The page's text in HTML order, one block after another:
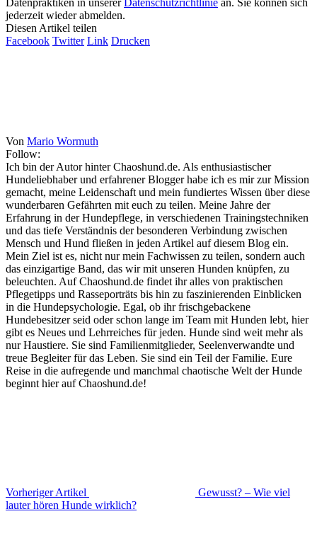
jederzeit wieder abmelden.
Diesen Artikel teilen
Facebook Twitter Link Drucken
Von Mario Wormuth
Follow:
Ich bin der Autor hinter Chaoshund.de. Als enthusiastischer
Hundeliebhaber und erfahrener Blogger habe ich es mir zur Mission
gemacht, meine Leidenschaft und mein fundiertes Wissen über diese
wunderbaren Gefährten mit euch zu teilen. Meine Jahre der
Erfahrung in der Hundepflege, in verschiedenen Trainingstechniken
und das tiefe Verständnis der besonderen Verbindung zwischen
Mensch und Hund fließen in jeden Artikel auf diesem Blog ein.
Mein Ziel ist es, nicht nur mein Fachwissen zu teilen, sondern auch
das einzigartige Band, das wir mit unseren Hunden knüpfen, zu
beleuchten. Auf Chaoshund.de findet ihr alles von praktischen
Pflegetipps und Rasseporträts bis hin zu faszinierenden Einblicken
in die Hundepsychologie. Egal, ob ihr frischgebackene
Hundebesitzer seid oder schon lange im Team mit Hunden lebt, hier
gibt es Neues und Lehrreiches für jeden. Hunde sind weit mehr als
nur Haustiere. Sie sind Familienmitglieder, Seelenverwandte und
treue Begleiter für das Leben. Sie sind ein Teil der Familie. Eure
Reise in die aufregende und manchmal chaotische Welt der Hunde
beginnt hier auf Chaoshund.de!
Vorheriger Artikel
Gewusst? – Wie viel
lauter hören Hunde wirklich?